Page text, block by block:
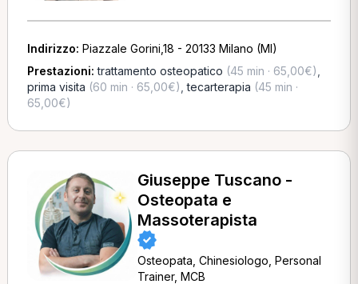
Indirizzo: Piazzale Gorini,18 - 20133 Milano (MI)
Prestazioni:trattamento osteopatico (45 min · 65,00€)
prima visita (60 min · 65,00€) ,tecarterapia (45 min ·
65,00€)
Giuseppe Tuscano -
Osteopata e
Massoterapista
Osteopata, Chinesiologo, Personal
Trainer, MCB